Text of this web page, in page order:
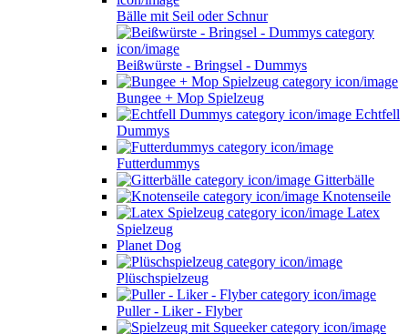
Bälle mit Seil oder Schnur
Beißwürste - Bringsel - Dummys
Bungee + Mop Spielzeug
Echtfell
Dummys
Futterdummys
Gitterbälle
Knotenseile
Latex
Spielzeug
Planet Dog
Plüschspielzeug
Puller - Liker - Flyber